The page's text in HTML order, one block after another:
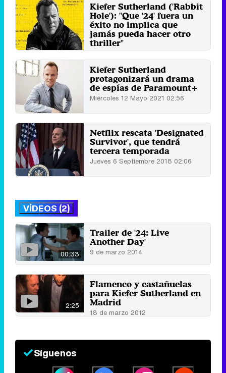
Kiefer Sutherland ('Rabbit
Hole'): "Que '24' fuera un
éxito no implica que
jamás pueda hacer otro
thriller"
Viernes 31 Marzo 2023 11:05
Kiefer Sutherland
protagonizará un drama
de espías de Paramount+
Miércoles 12 Mayo 2021 02:56
Netflix rescata 'Designated
Survivor', que tendrá
tercera temporada
Jueves 6 Septiembre 2018 02:06
VÍDEOS (2)
00:33
Trailer de '24: Live
Another Day'
9 de marzo 2014
2:25
Flamenco y castañuelas
para Kiefer Sutherland en
Madrid
18 de marzo 2012
Síguenos